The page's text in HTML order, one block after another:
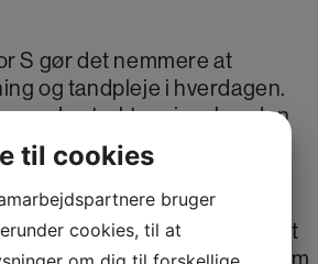
S gør det nemmere at
og tandpleje i hverdagen.
struktur giver hunden
tygge på, samtidig med at
undervejs.
S, hvis du leder efter et
der kombinerer sjov form,
til cookies
bruger
cookies, til at